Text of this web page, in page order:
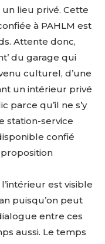
lieu privé. Cette
à PAHLM est
Attente donc,
du garage qui
culturel, d’une
un intérieur privé
parce qu’il ne s’y
station-service
confié
proposition
est visible
puisqu’on peut
entre ces
aussi. Le temps